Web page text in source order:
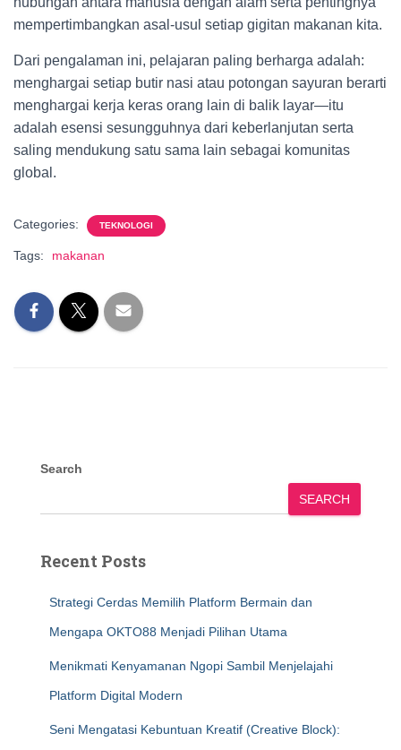
mempertimbangkan asal-usul setiap gigitan makanan kita.
Dari pengalaman ini, pelajaran paling berharga adalah:
menghargai setiap butir nasi atau potongan sayuran berarti
menghargai kerja keras orang lain di balik layar—itu
adalah esensi sesungguhnya dari keberlanjutan serta
saling mendukung satu sama lain sebagai komunitas
global.
Categories: TEKNOLOGI
Tags: makanan
Search
SEARCH
Recent Posts
Strategi Cerdas Memilih Platform Bermain dan
Mengapa OKTO88 Menjadi Pilihan Utama
Menikmati Kenyamanan Ngopi Sambil Menjelajahi
Platform Digital Modern
Seni Mengatasi Kebuntuan Kreatif (Creative Block):